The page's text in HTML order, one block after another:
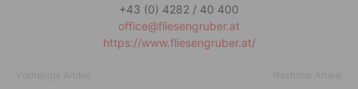
+43 (0) 4282 / 40 400
office@fliesengruber.at
https://www.fliesengruber.at/